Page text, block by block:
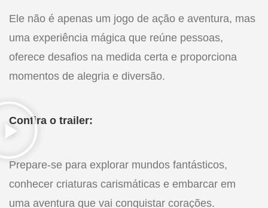
Ele não é apenas um jogo de ação e aventura, mas
uma experiência mágica que reúne pessoas,
oferece desafios na medida certa e proporciona
momentos de alegria e diversão.
Confira o trailer:
Prepare-se para explorar mundos fantásticos,
conhecer criaturas carismáticas e embarcar em
uma aventura que vai conquistar corações.